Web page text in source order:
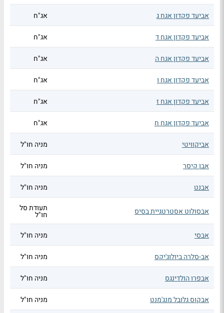
אביעד פקדון אגח ג אג"ח
אביעד פקדון אגח ד אג"ח
אביעד פקדון אגח ה אג"ח
אביעד פקדון אגח ו אג"ח
אביעד פקדון אגח ז אג"ח
אביעד פקדון אגח ח אג"ח
אביקוויטי מניה חו"ל
אבן קיסר מניה חו"ל
אבנט מניה חו"ל
אבסולוט אסטרטגיית בסיס תעודת סל
חו"ל
אבסי
מניה חו"ל
אב-סלרה ביולוג'יקס מניה חו"ל
אבפרו הולדינגס מניה חו"ל
אבקוס גלובל מנג'מנט מניה חו"ל